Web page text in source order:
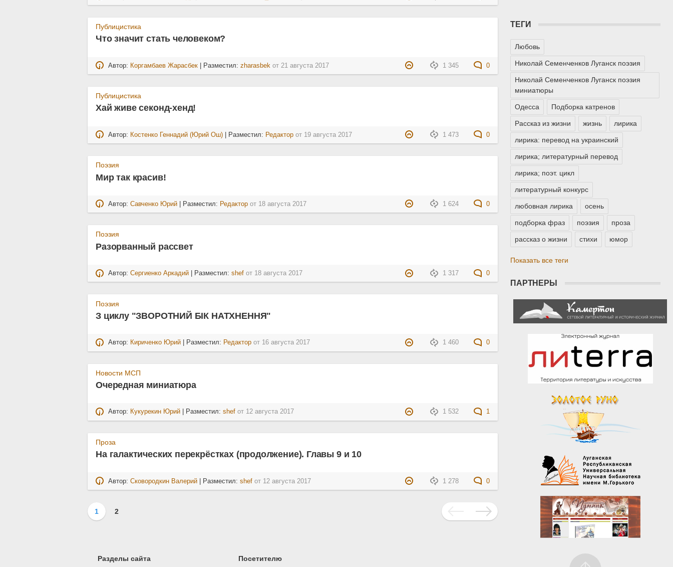
Публицистика
Что значит стать человеком?
1 345 0
Автор: Коргамбаев Жарасбек | Разместил:zharasbek от 21 августа 2017
Публицистика
Хай живе секонд-хенд!
1 473 0
Автор: Костенко Геннадий (Юрий Ош) | Разместил: Редактор от 19 августа 2017
Поэзия
Мир так красив!
1 624 0
Автор:Савченко Юрий | Разместил: Редактор от 18 августа 2017
Поэзия
Разорванный рассвет
1 317 0
Автор:Сергиенко Аркадий | Разместил:shef от 18 августа 2017
Поэзия
З циклу "ЗВОРОТНИЙ БІК НАТХНЕННЯ"
1 460 0
Автор: Кириченко Юрий | Разместил: Редактор от 16 августа 2017
Новости МСП
Очередная миниатюра
1 532 1
Автор: Кукурекин Юрий | Разместил:shef от 12 августа 2017
Проза
На галактических перекрёстках (продолжение). Главы 9 и 10
1 278 0
Автор:Сковородкин Валерий | Разместил:shef от 12 августа 2017
1 2
ТЕГИ
Любовь
Николай Семенченков Луганск поэзия
Николай Семенченков Луганск поэзия
миниатюры
Одесса Подборка катренов
Рассказ из жизни жизнь лирика
лирика: перевод на украинский
лирика; литературный перевод
лирика; поэт. цикл
литературный конкурс
любовная лирика осень
подборка фраз поэзия проза
рассказ о жизни стихи юмор
Показать все теги
ПАРТНЕРЫ
Разделы сайта Посетителю